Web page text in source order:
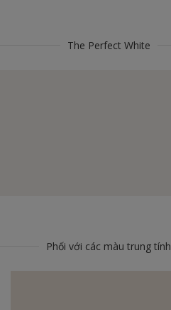
The Perfect White
Phối với các màu trung tính